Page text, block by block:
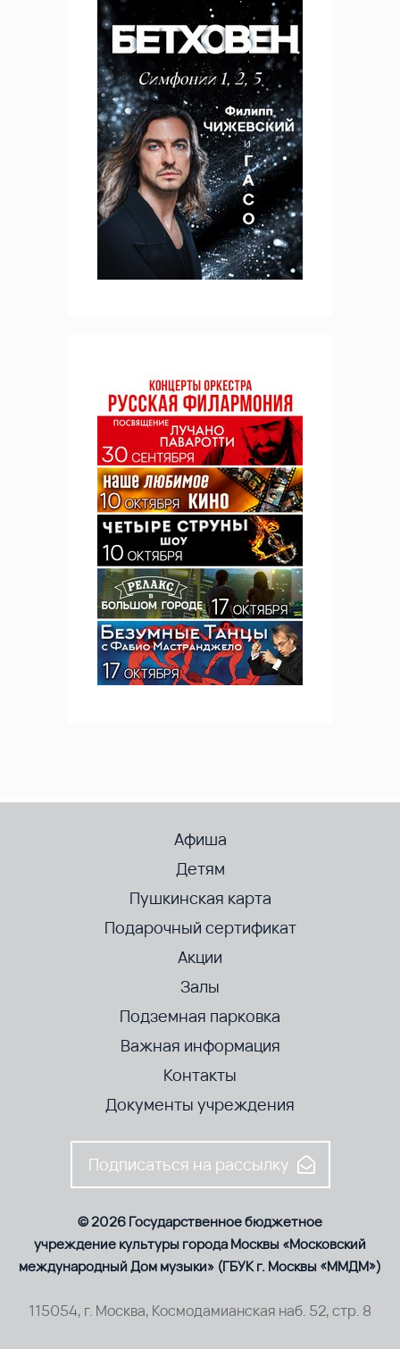
Афиша
Детям
Пушкинская карта
Подарочный сертификат
Акции
Залы
Подземная парковка
Важная информация
Контакты
Документы учреждения
Подписаться на рассылку
© 2026 Государственное бюджетное
учреждение культуры города Москвы «Московский
международный Дом музыки» (ГБУК г. Москвы «ММДМ»)
115054, г. Москва, Космодамианская наб. 52, стр. 8